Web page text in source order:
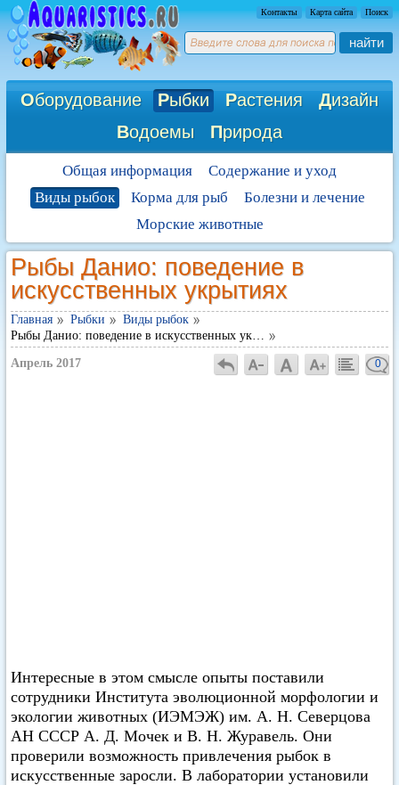
Контакты Карта сайта Поиск
найти
Оборудование Рыбки Растения Дизайн
Водоемы Природа
Общая информация
Содержание и уход
Виды рыбок
Корма для рыб
Болезни и лечение
Морские животные
Рыбы Данио: поведение в
искусственных укрытиях
Главная Рыбки
Виды рыбок
Рыбы Данио: поведение в искусственных ук…
Апрель 2017 0
Интересные в этом смысле опыты поставили
сотрудники Института эволюционной морфологии и
экологии животных (ИЭМЭЖ) им. А. Н. Северцова
АН СССР А. Д. Мочек и В. Н. Журавель. Они
проверили возможность привлечения рыбок в
искусственные заросли. В лаборатории установили